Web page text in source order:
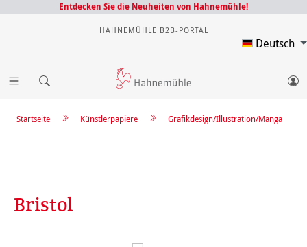
Entdecken Sie die Neuheiten von Hahnemühle!
HAHNEMÜHLE B2B-PORTAL
Deutsch
Grafikdesign/Illustration/Manga
Künstlerpapiere
Startseite
Bristol